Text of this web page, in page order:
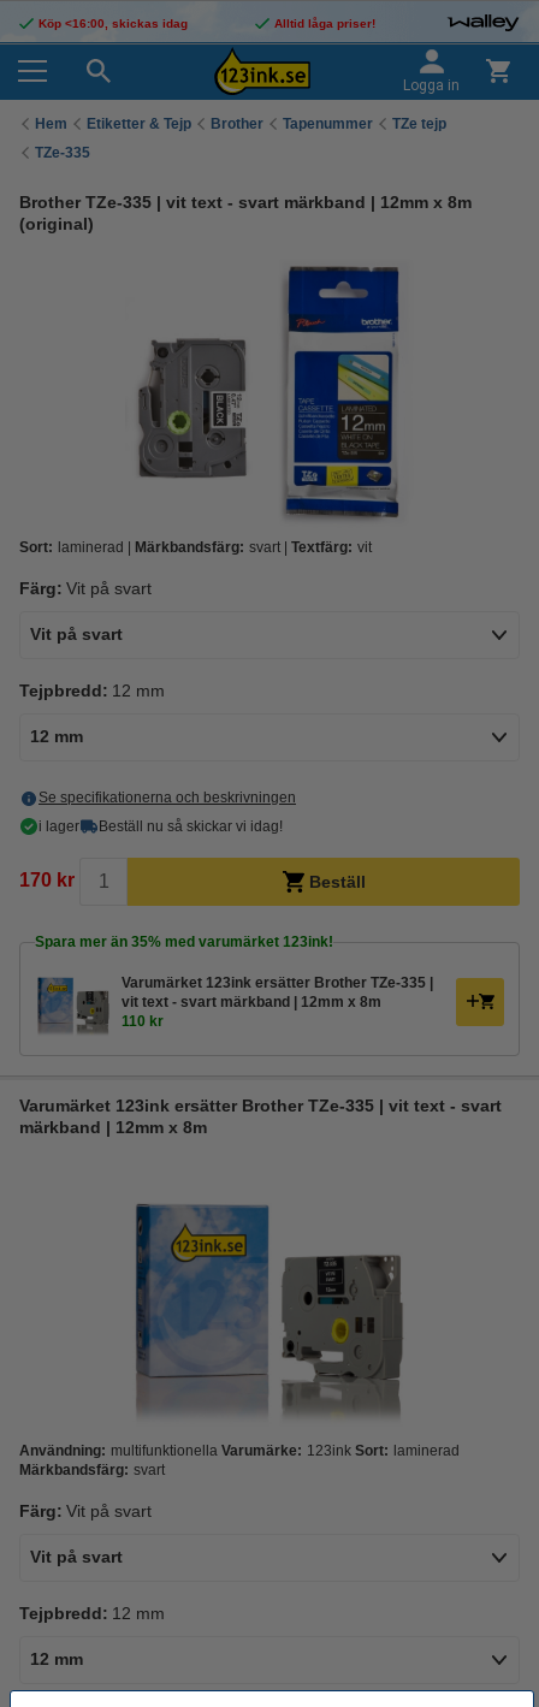
Köp <16:00, skickas idag Alltid låga priser!
Logga in
Hem Etiketter & Tejp Brother Tapenummer
TZe tejp
TZe-335
Brother TZe-335 | vit text - svart märkband | 12mm x 8m
(original)
Sort: laminerad Märkbandsfärg: svart Textfärg: vit
Färg: Vit på svart
Vit på svart
Tejpbredd: 12 mm
12 mm
Se specifikationerna och beskrivningen
i lager
Beställ nu så skickar vi idag!
170 kr Beställ
Spara mer än 35% med varumärket 123ink!
Varumärket 123ink ersätter Brother TZe-335 |
vit text - svart märkband | 12mm x 8m
110 kr
Varumärket 123ink ersätter Brother TZe-335 | vit text - svart
märkband | 12mm x 8m
Användning: multifunktionella Varumärke: 123ink Sort: laminerad
Märkbandsfärg: svart
Färg: Vit på svart
Vit på svart
Tejpbredd: 12 mm
12 mm